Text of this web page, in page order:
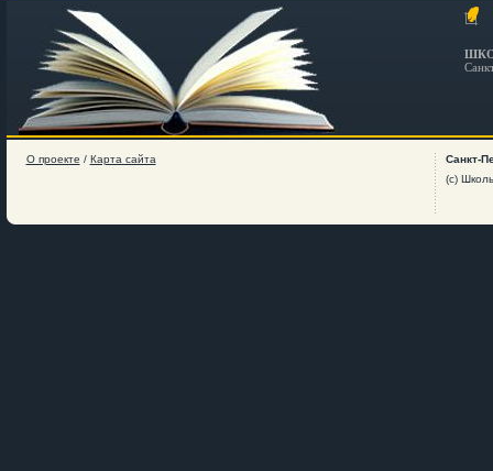
О проекте / Карта сайта
Санкт-
(c)